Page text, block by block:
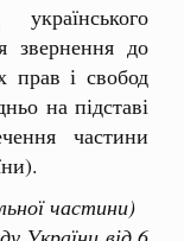
звернення до
прав і свобод
на підставі
частини
частини)